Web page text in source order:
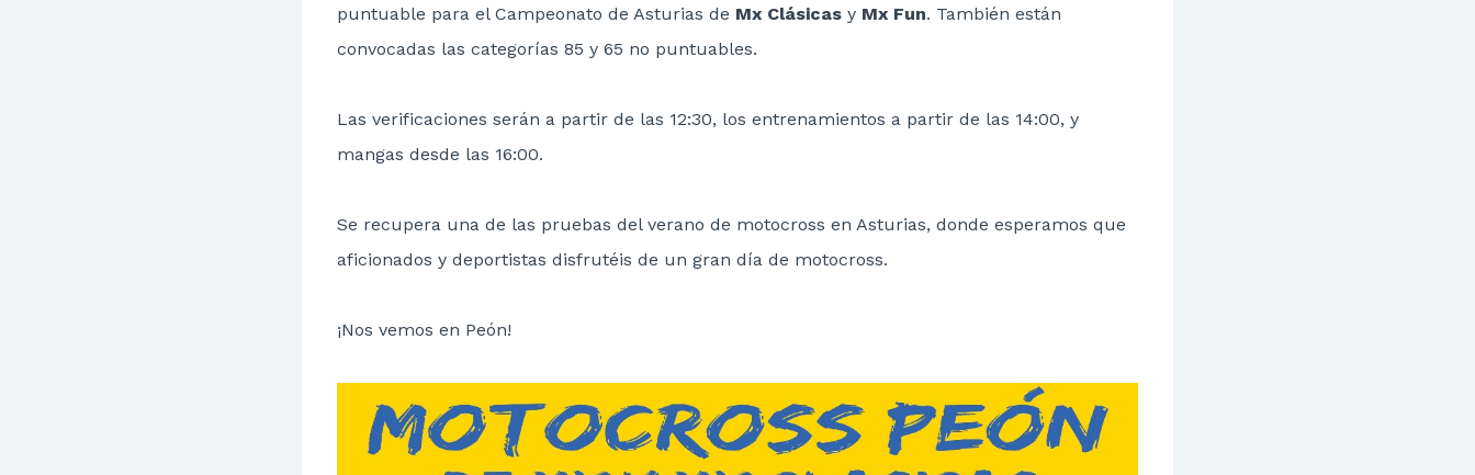
puntuable para el Campeonato de Asturias de Mx Clásicas y Mx Fun. También están
convocadas las categorías 85 y 65 no puntuables.
Las verificaciones serán a partir de las 12:30, los entrenamientos a partir de las 14:00, y
mangas desde las 16:00.
Se recupera una de las pruebas del verano de motocross en Asturias, donde esperamos que
aficionados y deportistas disfrutéis de un gran día de motocross.
¡Nos vemos en Peón!